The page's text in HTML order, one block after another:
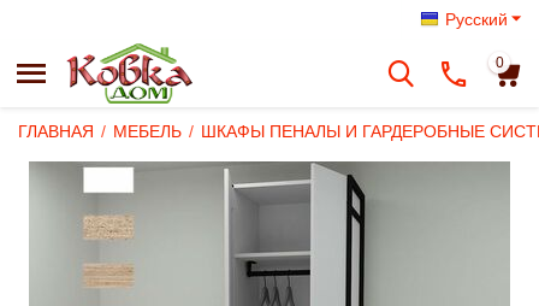
Русский
0
ГЛАВНАЯ / МЕБЕЛЬ / ШКАФЫ ПЕНАЛЫ И ГАРДЕРОБНЫЕ